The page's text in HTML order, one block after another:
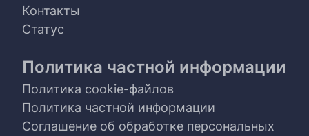
Контакты
Статус
Политика частной информации
Политика cookie-файлов
Политика частной информации
Соглашение об обработке персональных